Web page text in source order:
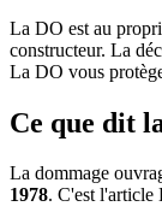
La DO est au
constructeur. La
La DO vous
Ce que dit
La dommage
1978. C'est l'article